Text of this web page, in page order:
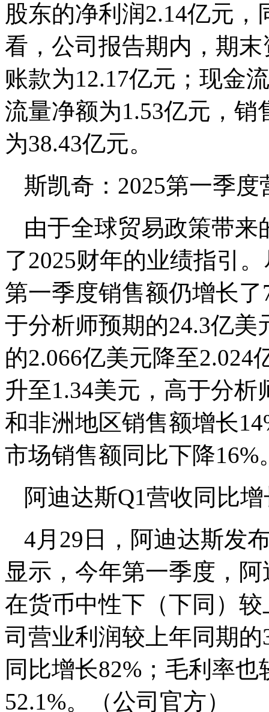
股东的净利润2.14亿元，
看，公司报告期内，期
账款为12.17亿元；现金
流量净额为1.53亿元，
为38.43亿元。
斯凯奇：2025第一季
由于全球贸易政策带
了2025财年的业绩指引
第一季度销售额仍增长
于分析师预期的24.3亿
的2.066亿美元降至2.024
升至1.34美元，高于分
和非洲地区销售额增长
市场销售额同比下降16%
阿迪达斯Q1营收同比增
4月29日，阿迪达斯发
显示，今年第一季度，
在货币中性下（下同）
司营业利润较上年同期
同比增长82%；毛利率
52.1%。（公司官方）